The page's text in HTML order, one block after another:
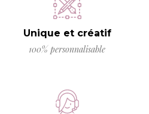
Unique et créatif
100% personnalisable